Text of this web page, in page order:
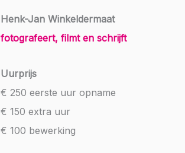
Henk-Jan Winkeldermaat
fotografeert, filmt en schrijft
Uurprijs
€ 250 eerste uur opname
€ 150 extra uur
€ 100 bewerking